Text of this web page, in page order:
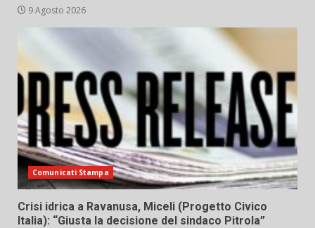
9 Agosto 2026
Comunicati Stampa
Crisi idrica a Ravanusa, Miceli (Progetto Civico
Italia): “Giusta la decisione del sindaco Pitrola”